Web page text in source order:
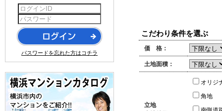
こだわり条件を選ぶ
価 格：
土地面積：
立地
オリジ
角地
パスワードを忘れた方はコチラ